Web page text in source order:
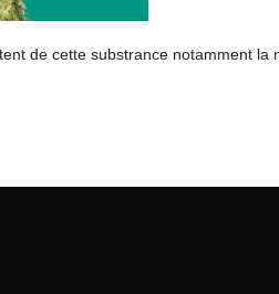
de cette substrance notamment la